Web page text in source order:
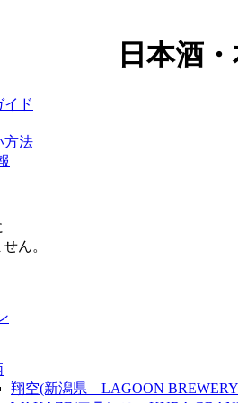
日本酒
イド
方法
ん。
翔空(新潟県 LAGOON